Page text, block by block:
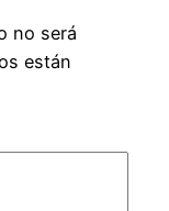
no será
están